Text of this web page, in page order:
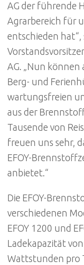
AG der führende
Agrarbereich für
entschieden hat“,
AG. „Nun können
Berg- und
wartungsfreien
aus der
Tausende von
freuen uns sehr,
EFOY-
anbietet.“
Die EFOY-
verschiedenen
EFOY 1200 und
Ladekapazität
Wattstunden pro